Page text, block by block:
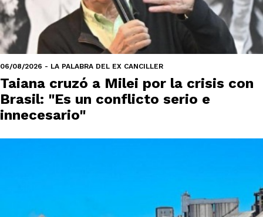
06/08/2026 - LA PALABRA DEL EX CANCILLER
Taiana cruzó a Milei por la crisis con
Brasil: "Es un conflicto serio e
innecesario"